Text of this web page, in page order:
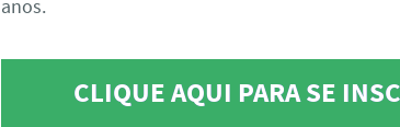
anos.
CLIQUE AQUI PARA SE